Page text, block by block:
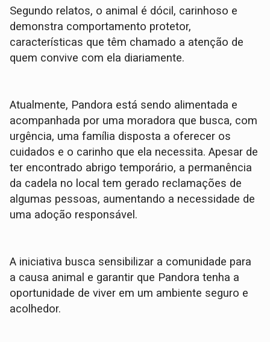
Segundo relatos, o animal é dócil, carinhoso e
demonstra comportamento protetor,
características que têm chamado a atenção de
quem convive com ela diariamente.
Atualmente, Pandora está sendo alimentada e
acompanhada por uma moradora que busca, com
urgência, uma família disposta a oferecer os
cuidados e o carinho que ela necessita. Apesar de
ter encontrado abrigo temporário, a permanência
da cadela no local tem gerado reclamações de
algumas pessoas, aumentando a necessidade de
uma adoção responsável.
A iniciativa busca sensibilizar a comunidade para
a causa animal e garantir que Pandora tenha a
oportunidade de viver em um ambiente seguro e
acolhedor.